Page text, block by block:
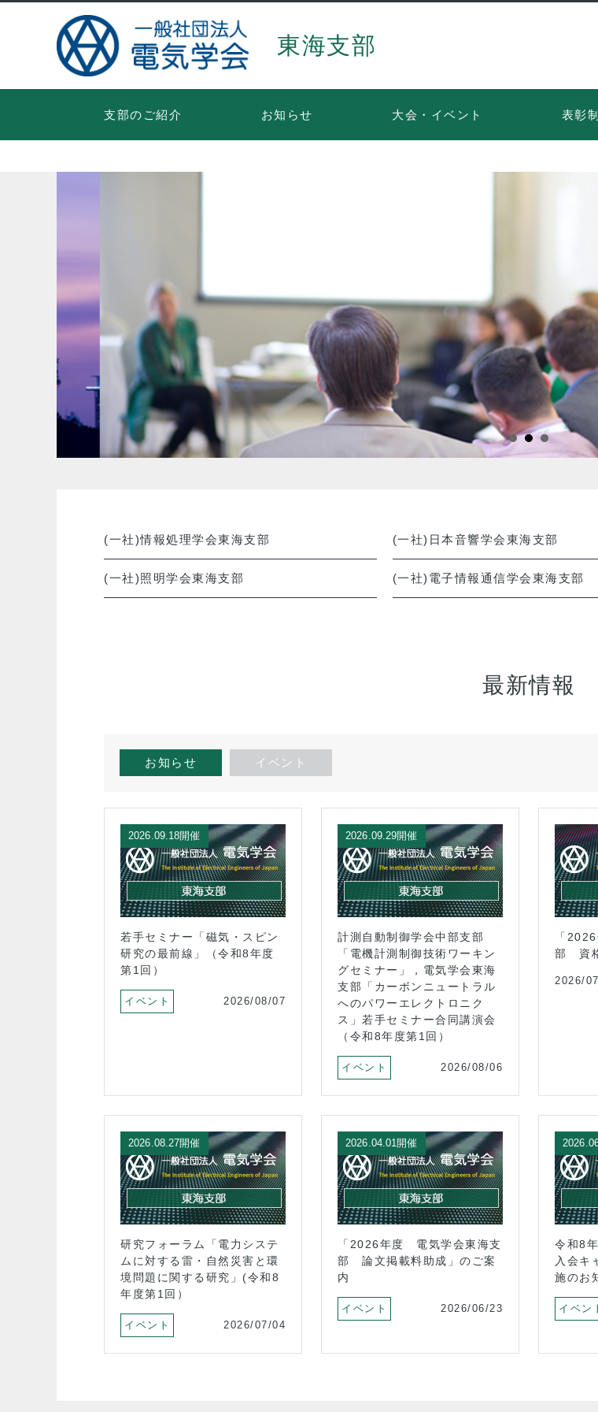
東海支部
支部のご紹介 お知らせ 大会・イベント 表彰
(一社)情報処理学会東海支部 (一社)日本音響学会東海支部
(一社)照明学会東海支部 (一社)電子情報通信学会東海支部
最新情報
お知らせ イベント
2026.09.18開催
若手セミナー「磁気・スピン
研究の最前線」（令和8年度
第1回）
イベント 2026/08/07
2026.09.29開催
計測自動制御学会中部支部
「電機計測制御技術ワーキン
グセミナー」，電気学会東海
支部「カーボンニュートラル
へのパワーエレクトロニク
ス」若手セミナー合同講演会
（令和8年度第1回）
イベント 2026/08/06
「
部 資
2026/
2026.08.27開催
研究フォーラム「電力システ
ムに対する雷・自然災害と環
境問題に関する研究」(令和8
年度第1回）
イベント 2026/07/04
2026.04.01開催
「2026年度 電気学会東海支
部 論文掲載料助成」のご案
内
イベント 2026/06/23
令和8
入会キ
施のお
イベン